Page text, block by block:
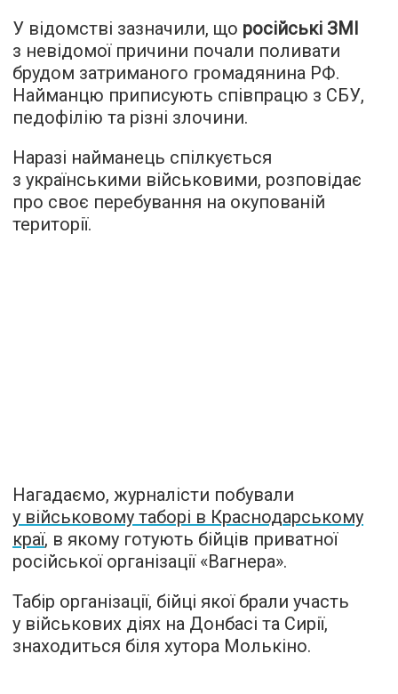
У відомстві зазначили, що російські ЗМІ
з невідомої причини почали поливати
брудом затриманого громадянина РФ.
Найманцю приписують співпрацю з СБУ,
педофілію та різні злочини.
Наразі найманець спілкується
з українськими військовими, розповідає
про своє перебування на окупованій
території.
Нагадаємо, журналісти побували
у військовому таборі в Краснодарському
краї, в якому готують бійців приватної
російської організації «Вагнера».
Табір організації, бійці якої брали участь
у військових діях на Донбасі та Сирії,
знаходиться біля хутора Молькіно.